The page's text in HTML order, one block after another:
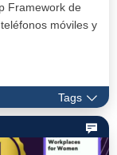
Framework de
móviles y
Tags